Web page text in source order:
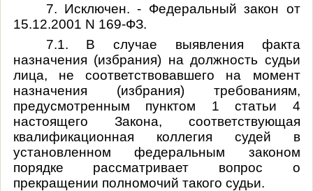
7. Исключен. - Федеральный закон от
15.12.2001 N 169-ФЗ.
7.1. В случае выявления факта
назначения (избрания) на должность судьи
лица, не соответствовавшего на момент
назначения (избрания) требованиям,
предусмотренным пунктом 1 статьи 4
настоящего Закона, соответствующая
квалификационная коллегия судей в
установленном федеральным законом
порядке рассматривает вопрос о
прекращении полномочий такого судьи.